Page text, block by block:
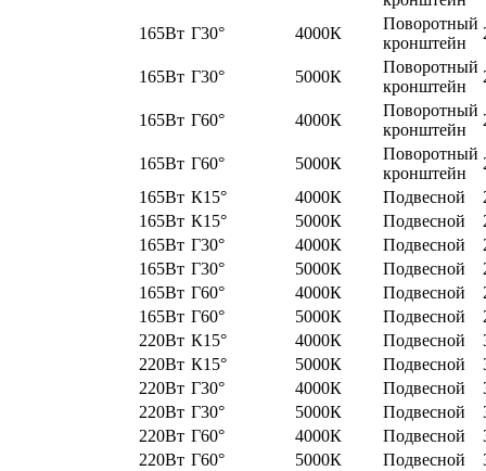
165Вт Г30° 4000К
Поворотный
кронштейн
165Вт Г30° 5000К
Поворотный
кронштейн
165Вт Г60° 4000К
Поворотный
кронштейн
165Вт Г60° 5000К
Поворотный
кронштейн
165Вт К15° 4000К Подвесной
165Вт К15° 5000К Подвесной
165Вт Г30° 4000К Подвесной
165Вт Г30° 5000К Подвесной
165Вт Г60° 4000К Подвесной
165Вт Г60° 5000К Подвесной
220Вт К15° 4000К Подвесной
220Вт К15° 5000К Подвесной
220Вт Г30° 4000К Подвесной
220Вт Г30° 5000К Подвесной
220Вт Г60° 4000К Подвесной
220Вт Г60° 5000К Подвесной